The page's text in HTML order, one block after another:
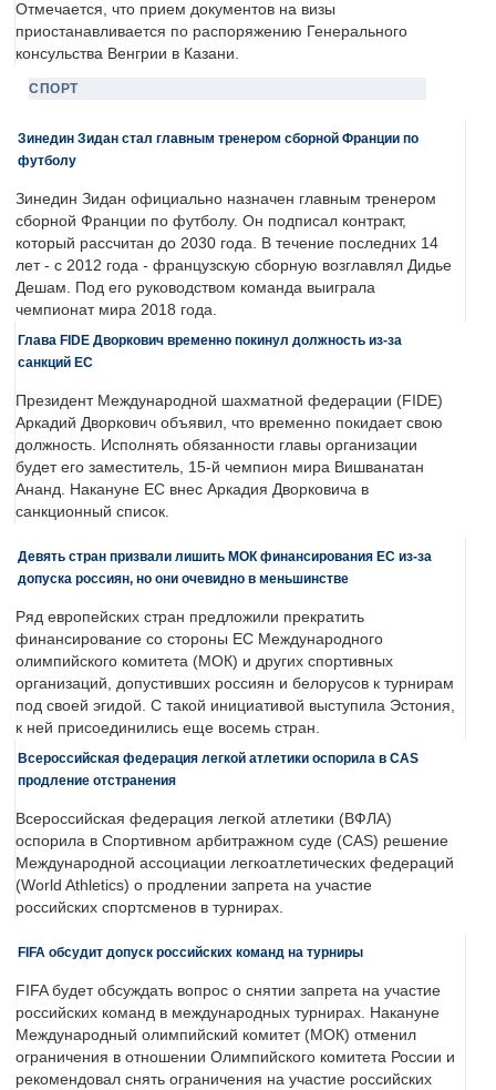
Отмечается, что прием документов на визы
приостанавливается по распоряжению Генерального
консульства Венгрии в Казани.
СПОРТ
Зинедин Зидан стал главным тренером сборной Франции по
футболу
Зинедин Зидан официально назначен главным тренером
сборной Франции по футболу. Он подписал контракт,
который рассчитан до 2030 года. В течение последних 14
лет - с 2012 года - французскую сборную возглавлял Дидье
Дешам. Под его руководством команда выиграла
чемпионат мира 2018 года.
Глава FIDE Дворкович временно покинул должность из-за
санкций ЕС
Президент Международной шахматной федерации (FIDE)
Аркадий Дворкович объявил, что временно покидает свою
должность. Исполнять обязанности главы организации
будет его заместитель, 15-й чемпион мира Вишванатан
Ананд. Накануне ЕС внес Аркадия Дворковича в
санкционный список.
Девять стран призвали лишить МОК финансирования ЕС из-за
допуска россиян, но они очевидно в меньшинстве
Ряд европейских стран предложили прекратить
финансирование со стороны ЕС Международного
олимпийского комитета (МОК) и других спортивных
организаций, допустивших россиян и белорусов к турнирам
под своей эгидой. С такой инициативой выступила Эстония,
к ней присоединились еще восемь стран.
Всероссийская федерация легкой атлетики оспорила в CAS
продление отстранения
Всероссийская федерация легкой атлетики (ВФЛА)
оспорила в Спортивном арбитражном суде (CAS) решение
Международной ассоциации легкоатлетических федераций
(World Athletics) о продлении запрета на участие
российских спортсменов в турнирах.
FIFA обсудит допуск российских команд на турниры
FIFA будет обсуждать вопрос о снятии запрета на участие
российских команд в международных турнирах. Накануне
Международный олимпийский комитет (МОК) отменил
ограничения в отношении Олимпийского комитета России и
рекомендовал снять ограничения на участие российских